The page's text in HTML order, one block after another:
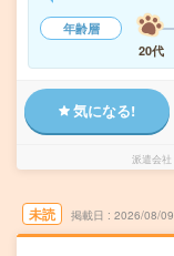
年齢層
20代
気になる!
派遣会社
未読 掲載日 2026/08/09